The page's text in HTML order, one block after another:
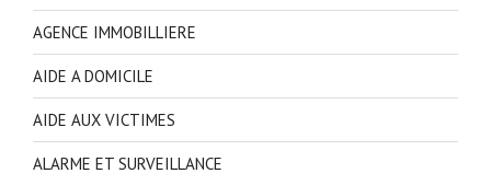
AGENCE IMMOBILLIERE
AIDE A DOMICILE
AIDE AUX VICTIMES
ALARME ET SURVEILLANCE